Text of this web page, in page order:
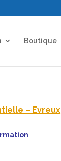
Boutique
– Evreux